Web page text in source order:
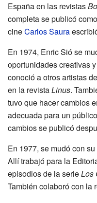
España en las revistas
completa se publicó
cineCarlos Saura
En 1974, Enric Sió se
oportunidades creativas
conoció a otros artistas
en la revistaLinus.
tuvo que hacer cambios
adecuada para un
cambios se publicó
En 1977, se mudó con
Allí trabajó para la
episodios de la serieLos
También colaboró con la